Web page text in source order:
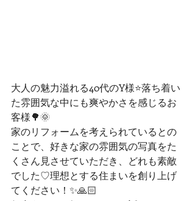
大人の魅力溢れる40代のY様⭐️落ち着い
た雰囲気な中にも爽やかさを感じるお
客様🌳🌞
家のリフォームを考えられているとの
ことで、好きな家の雰囲気の写真をた
くさん見させていただき、どれも素敵
でした♡理想とする住まいを創り上げ
てください！✨🙏🏻